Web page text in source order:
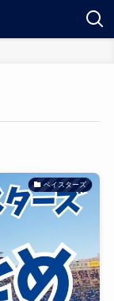
ベイスターズ